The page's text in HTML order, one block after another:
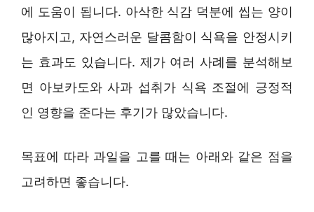
에 도움이 됩니다. 아삭한 식감 덕분에 씹는 양이
많아지고, 자연스러운 달콤함이 식욕을 안정시키
는 효과도 있습니다. 제가 여러 사례를 분석해보
면 아보카도와 사과 섭취가 식욕 조절에 긍정적
인 영향을 준다는 후기가 많았습니다.
목표에 따라 과일을 고를 때는 아래와 같은 점을
고려하면 좋습니다.